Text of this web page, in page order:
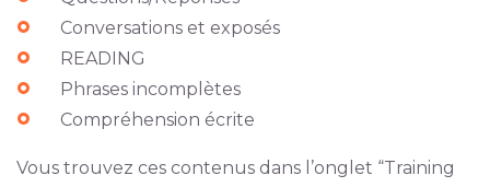
Conversations et exposés
READING
Phrases incomplètes
Compréhension écrite
Vous trouvez ces contenus dans l’onglet “Training